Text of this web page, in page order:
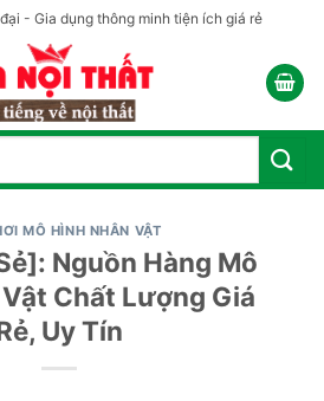
- Gia dụng thông minh tiện ích giá rẻ
MÔ HÌNH NHÂN VẬT
Nguồn Hàng Mô
Chất Lượng Giá
Uy Tín